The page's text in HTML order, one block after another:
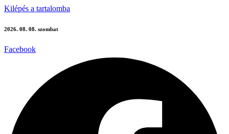
Kilépés a tartalomba
2026. 08. 08. szombat
Facebook